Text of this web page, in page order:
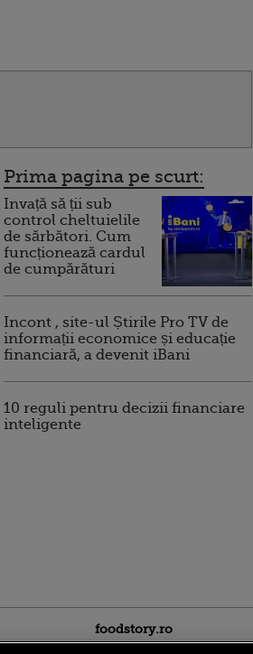
Prima pagina pe scurt:
Invață să ții sub
control cheltuielile
de sărbători. Cum
funcționează cardul
de cumpărături
Incont , site-ul Știrile Pro TV de
informații economice și educație
financiară, a devenit iBani
10 reguli pentru decizii financiare
inteligente
foodstory.ro